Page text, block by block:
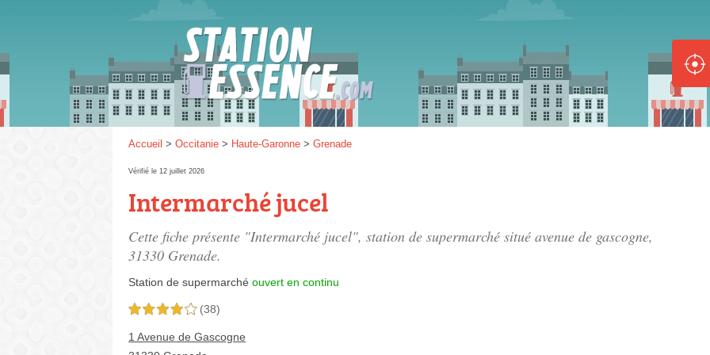
Accueil > Occitanie > Haute-Garonne > Grenade
Vérifié le 12 juillet 2026
Intermarché jucel
Cette fiche présente "Intermarché jucel", station de supermarché situé avenue de gascogne,
31330 Grenade.
Station de supermarché ouvert en continu
4,0 étoiles sur 5 (38)
1 Avenue de Gascogne
Gazole :
Disponible Épuisé
SP 98 :
Disponible Épuisé